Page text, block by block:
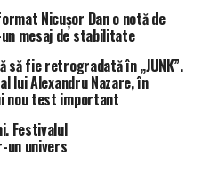
Nicușor Dan o notă de
mesaj de stabilitate
să fie retrogradată în „JUNK”.
lui Alexandru Nazare, în
nou test important
Festivalul
univers